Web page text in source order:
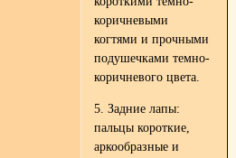
коричневыми
когтями и прочными
подушечками темно-
коричневого цвета.
5. Задние лапы:
пальцы короткие,
аркообразные и